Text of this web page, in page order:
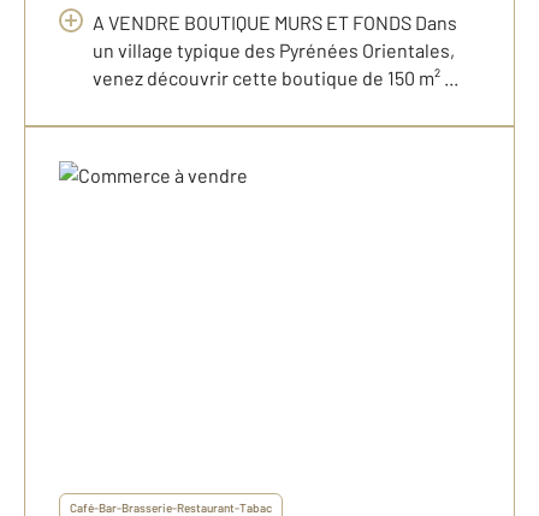
A VENDRE BOUTIQUE MURS ET FONDS Dans
un village typique des Pyrénées Orientales,
venez découvrir cette boutique de 150 m² ...
Café-Bar-Brasserie-Restaurant-Tabac